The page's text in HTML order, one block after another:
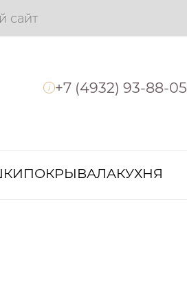
сайт
i +7 (4932) 93-88-05
ПОКРЫВАЛАКУХНЯ